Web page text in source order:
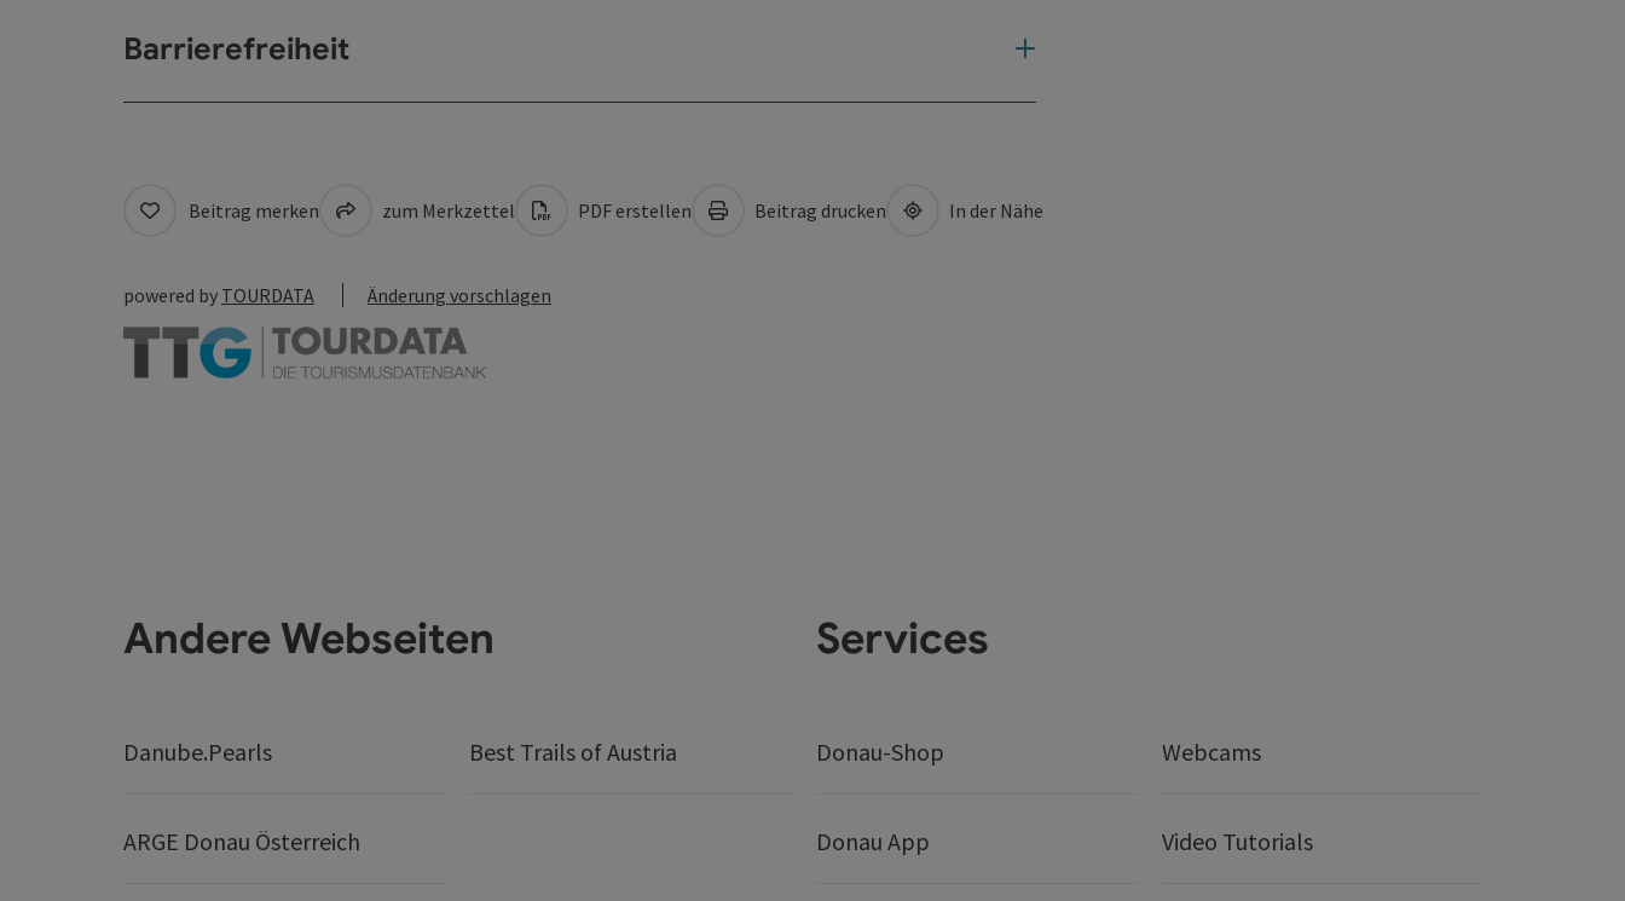
Barrierefreiheit
Beitrag merken zum Merkzettel PDF erstellen Beitrag drucken In der Nähe
powered by TOURDATA Änderung vorschlagen
Andere Webseiten
Danube.Pearls Best Trails of Austria
ARGE Donau Österreich
Services
Donau-Shop Webcams
Donau App Video Tutorials